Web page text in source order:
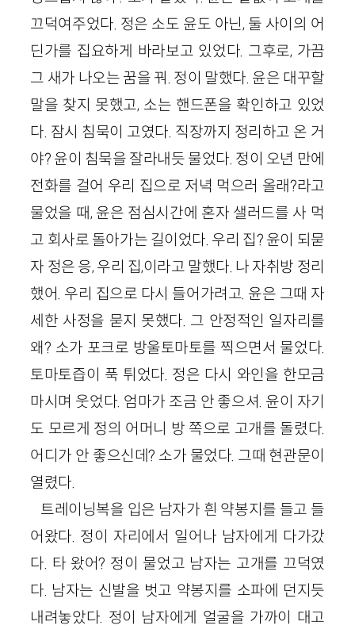
끄덕여주었다. 정은 소도 윤도 아닌, 둘 사이의 어
딘가를 집요하게 바라보고 있었다. 그후로, 가끔
그 새가 나오는 꿈을 꿔. 정이 말했다. 윤은 대꾸할
말을 찾지 못했고, 소는 핸드폰을 확인하고 있었
다. 잠시 침묵이 고였다. 직장까지 정리하고 온 거
야? 윤이 침묵을 잘라내듯 물었다. 정이 오년 만에
전화를 걸어 우리 집으로 저녁 먹으러 올래?라고
물었을 때, 윤은 점심시간에 혼자 샐러드를 사 먹
고 회사로 돌아가는 길이었다. 우리 집? 윤이 되묻
자 정은 응, 우리 집,이라고 말했다. 나 자취방 정리
했어. 우리 집으로 다시 들어가려고. 윤은 그때 자
세한 사정을 묻지 못했다. 그 안정적인 일자리를
왜? 소가 포크로 방울토마토를 찍으면서 물었다.
토마토즙이 푹 튀었다. 정은 다시 와인을 한모금
마시며 웃었다. 엄마가 조금 안 좋으셔. 윤이 자기
도 모르게 정의 어머니 방 쪽으로 고개를 돌렸다.
어디가 안 좋으신데? 소가 물었다. 그때 현관문이
열렸다.
트레이닝복을 입은 남자가 흰 약봉지를 들고 들
어왔다. 정이 자리에서 일어나 남자에게 다가갔
다. 타 왔어? 정이 물었고 남자는 고개를 끄덕였
다. 남자는 신발을 벗고 약봉지를 소파에 던지듯
내려놓았다. 정이 남자에게 얼굴을 가까이 대고